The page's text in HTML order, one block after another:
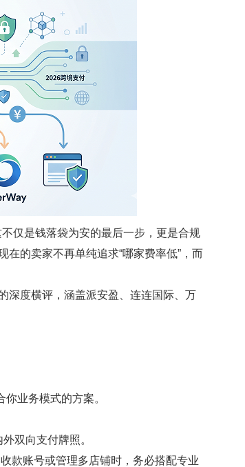
仅是钱落袋为安的最后一步，更是合规
的卖家不再单纯追求“哪家费率低”，而
度横评，涵盖派安盈、连连国际、万
业务模式的方案。
双向支付牌照。
款账号或管理多店铺时，务必搭配专业